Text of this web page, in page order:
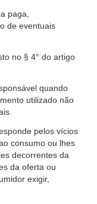
paga,
de eventuais
no § 4° do artigo
quando
utilizado não
pelos vícios
consumo ou lhes
decorrentes da
da oferta ou
exigir,